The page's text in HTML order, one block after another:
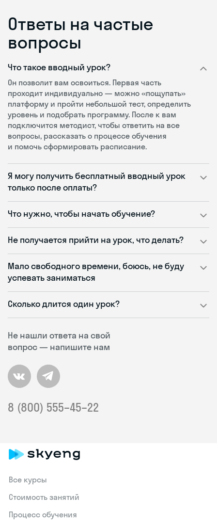
Ответы на частые
вопросы
Не нашли ответа на свой
вопрос — напишите нам
8 (800) 555–45–22
Что такое вводный урок?
Он позволит вам освоиться. Первая часть
проходит индивидуально — можно «пощупать»
платформу и пройти небольшой тест, определить
уровень и подобрать программу. После к вам
подключится методист, чтобы ответить на все
вопросы, рассказать о процессе обучения
и помочь сформировать расписание.
Я могу получить бесплатный вводный урок
только после оплаты?
Что нужно, чтобы начать обучение?
Не получается прийти на урок, что делать?
Мало свободного времени, боюсь, не буду
успевать заниматься
Сколько длится один урок?
Все курсы
Стоимость занятий
Процесс обучения